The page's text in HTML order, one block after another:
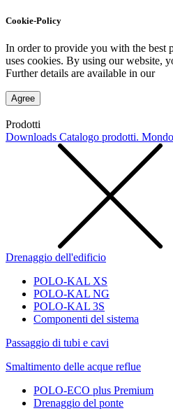
Cookie-Policy
In order to provide you with the best
uses cookies. By using our website,
Further details are available in our
Agree
Prodotti
Downloads Catalogo prodotti.
Drenaggio dell'edificio
POLO-KAL XS
POLO-KAL NG
POLO-KAL 3S
Componenti del sistema
Passaggio di tubi e cavi
Smaltimento delle acque reflue
POLO-ECO plus Premium
Drenaggio del ponte